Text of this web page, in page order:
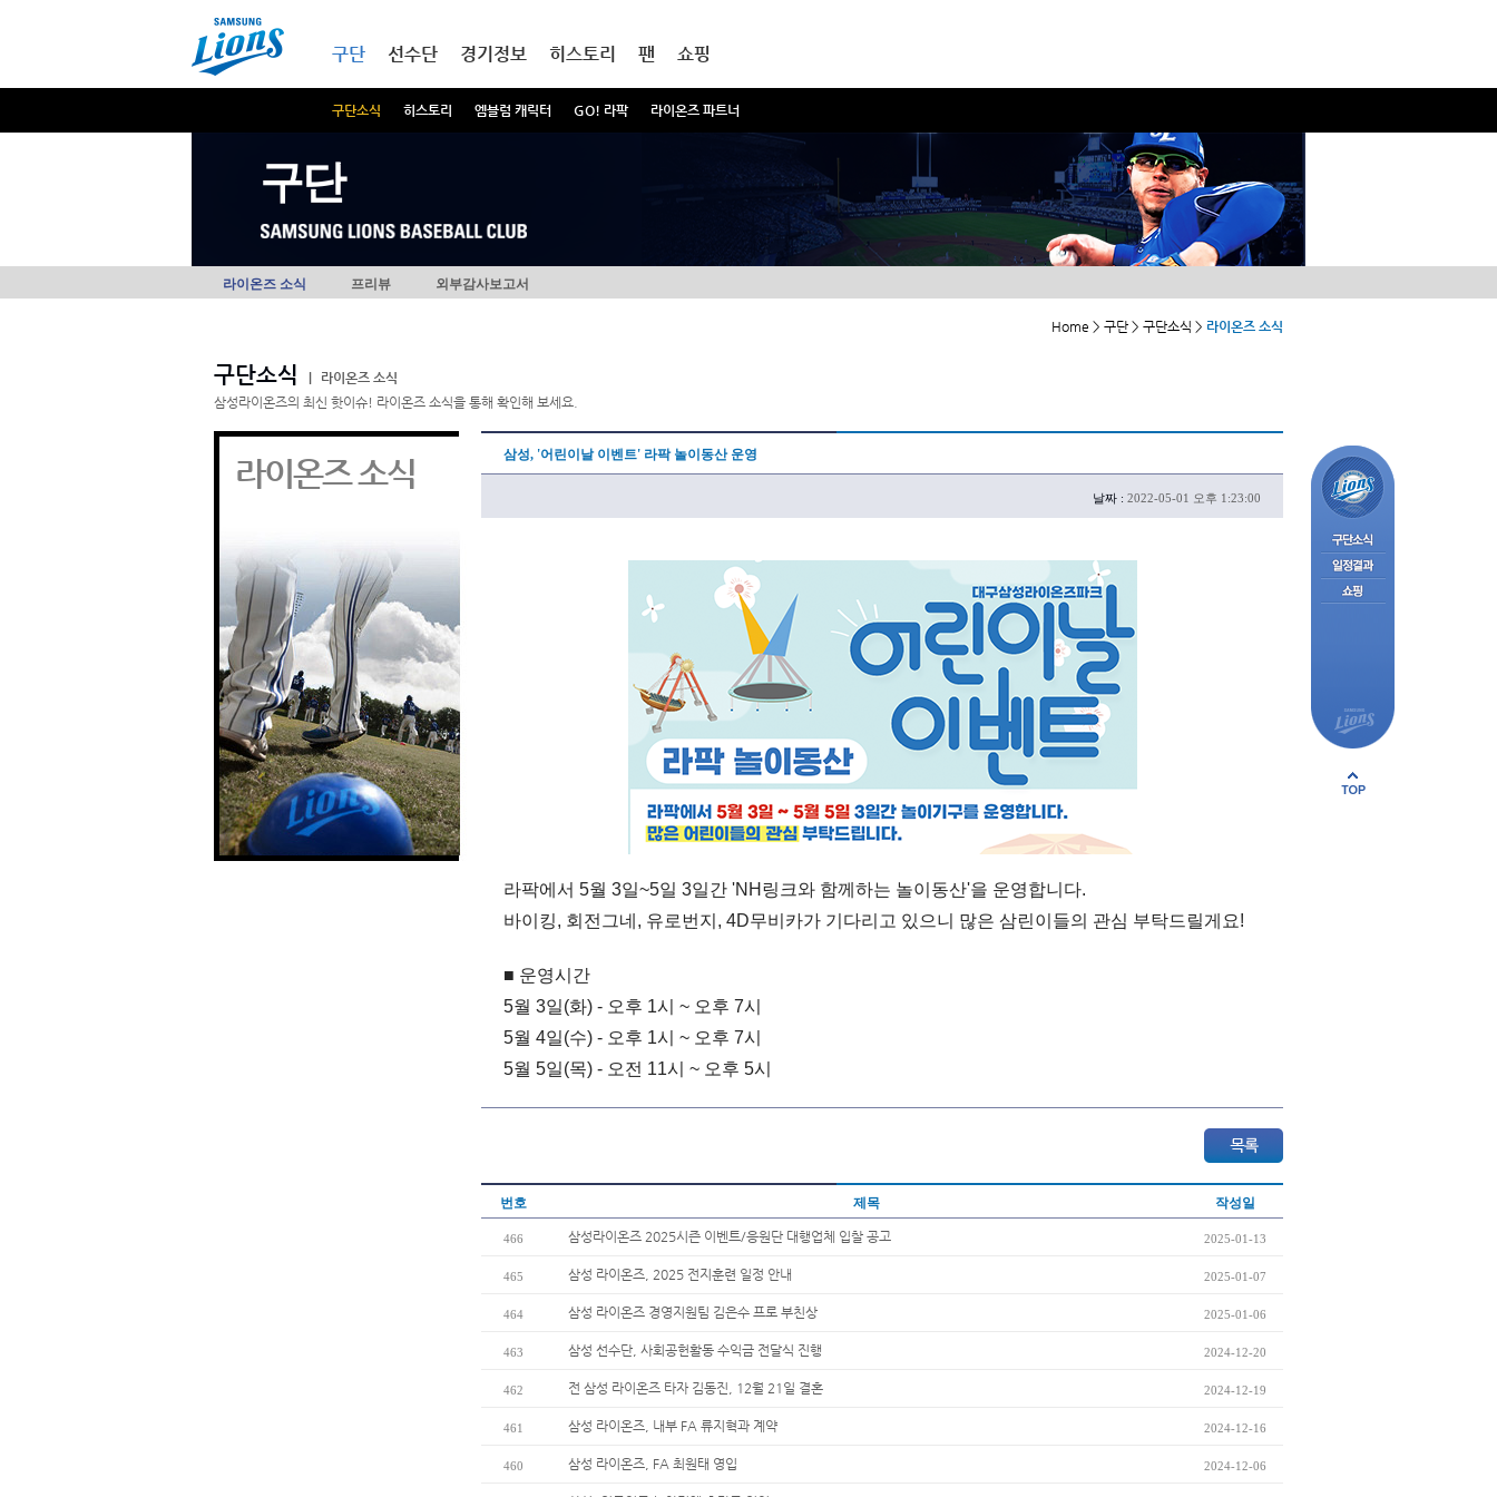
구단
구단소식 히스토리 엠블럼 캐릭터 GO! 라팍 라이온즈 파트너
선수단 경기정보 히스토리 팬 쇼핑
구단
라이온즈 소식 프리뷰 외부감사보고서
Home > 구단 > 구단소식 > 라이온즈 소식
구단소식
라이온즈 소식
삼성라이온즈의 최신 핫이슈! 라이온즈 소식을 통해 확인해 보세요.
라이온즈 소식 삼성, '어린이날 이벤트' 라팍 놀이동산 운영
날짜 : 2022-05-01 오후 1:23:00
라팍에서 5월 3일~5일 3일간 'NH링크와 함께하는 놀이동산'을 운영합니다.
바이킹, 회전그네, 유로번지, 4D무비카가 기다리고 있으니 많은 삼린이들의 관심 부탁드릴게요!
■ 운영시간
5월 3일(화) - 오후 1시 ~ 오후 7시
5월 4일(수) - 오후 1시 ~ 오후 7시
5월 5일(목) - 오전 11시 ~ 오후 5시
번호 제목 작성일
466 삼성라이온즈 2025시즌 이벤트/응원단 대행업체 입찰 공고 2025-01-13
465 삼성 라이온즈, 2025 전지훈련 일정 안내 2025-01-07
464 삼성 라이온즈 경영지원팀 김은수 프로 부친상 2025-01-06
463 삼성 선수단, 사회공헌활동 수익금 전달식 진행 2024-12-20
462 전 삼성 라이온즈 타자 김동진, 12월 21일 결혼 2024-12-19
461 삼성 라이온즈, 내부 FA 류지혁과 계약 2024-12-16
460 삼성 라이온즈, FA 최원태 영입 2024-12-06